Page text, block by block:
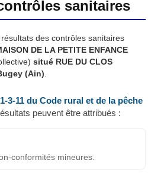
sanitaires
des contrôles sanitaires
DE LA PETITE ENFANCE
situé RUE DU CLOS
(Ain)
3-11 du Code rural et de la pêche
peuvent être attribués :
conformités mineures.